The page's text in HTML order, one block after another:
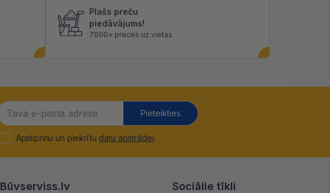
Plašs preču
piedāvājums!
7000+ preces uz vietas
Pieteikties
Apstiprinu un piekrītu datu apstrādei.
Būvserviss.lv Sociālie tīkli